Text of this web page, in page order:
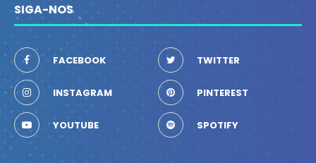
SIGA-NOS
FACEBOOK TWITTER
INSTAGRAM PINTEREST
YOUTUBE SPOTIFY